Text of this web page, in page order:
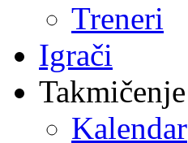
Treneri
Igrači
Takmičenje
Kalendar